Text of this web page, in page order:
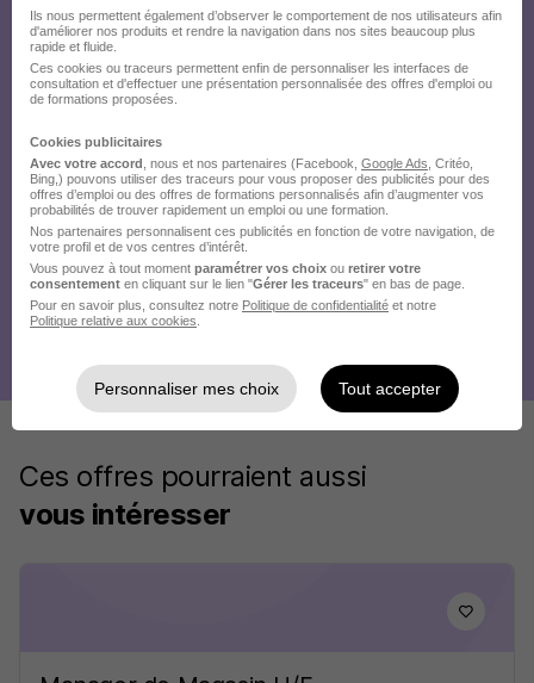
Ces offres pourraient aussi
vous intéresser
Ils nous permettent également d’observer le comportement de nos utilisateurs afin
d'améliorer nos produits et rendre la navigation dans nos sites beaucoup plus
rapide et fluide.
Ces cookies ou traceurs permettent enfin de personnaliser les interfaces de
consultation et d'effectuer une présentation personnalisée des offres d'emploi ou
de formations proposées.
Cookies publicitaires
Avec votre accord , nous et nos partenaires (Facebook, Google Ads , Critéo,
Bing,) pouvons utiliser des traceurs pour vous proposer des publicités pour des
offres d’emploi ou des offres de formations personnalisés afin d’augmenter vos
probabilités de trouver rapidement un emploi ou une formation.
Nos partenaires personnalisent ces publicités en fonction de votre navigation, de
votre profil et de vos centres d’intérêt.
Vous pouvez à tout moment paramétrer vos choix ou retirer votre
consentement en cliquant sur le lien "Gérer les traceurs" en bas de page.
Pour en savoir plus, consultez notre Politique de confidentialité et notre
Politique relative aux cookies
Personnaliser mes choix Tout accepter